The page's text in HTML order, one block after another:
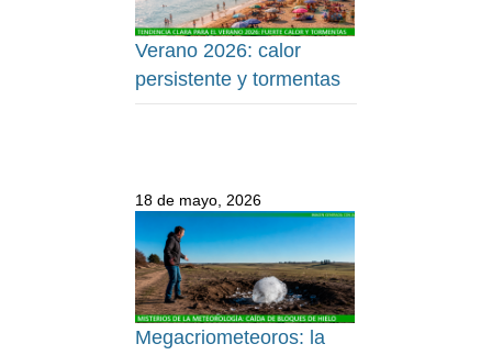
Verano 2026: calor
persistente y tormentas
18 de mayo, 2026
Megacriometeoros: la